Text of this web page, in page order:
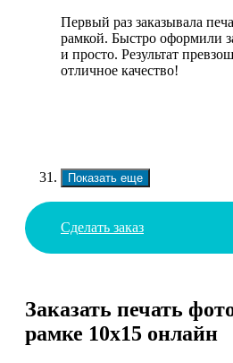
Первый раз заказывала
рамкой. Быстро оформили
и просто. Результат
отличное качество!
Показать еще
Сделать заказ
Заказать печать
рамке 10х15 онлайн